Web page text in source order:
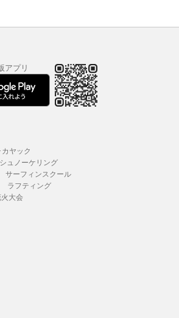
アプリ
ヤック
シュノーケリング
サーフィンスクール
ラフティング
大会